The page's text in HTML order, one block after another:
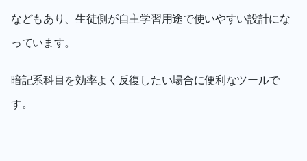
などもあり、生徒側が自主学習用途で使いやすい設計にな
っています。
暗記系科目を効率よく反復したい場合に便利なツールで
す。